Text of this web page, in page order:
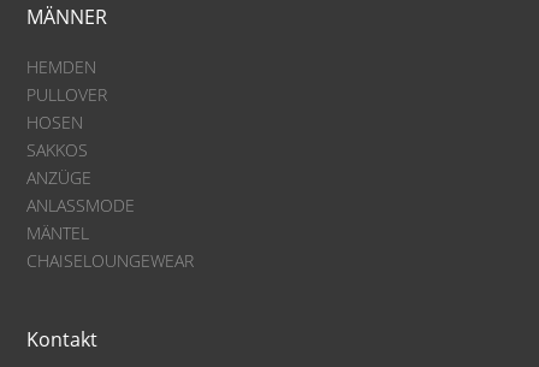
MÄNNER
HEMDEN
PULLOVER
HOSEN
SAKKOS
ANZÜGE
ANLASSMODE
MÄNTEL
CHAISELOUNGEWEAR
Kontakt